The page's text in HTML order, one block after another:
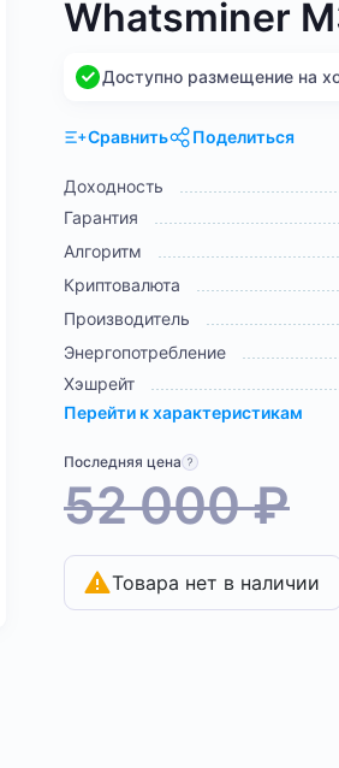
Whatsminer
Доступно размещение на
Сравнить Поделиться
Доходность
Гарантия
Алгоритм
Криптовалюта
Производитель
Энергопотребление
Хэшрейт
Перейти к характеристикам
Последняя цена
52 000₽
Товара нет в наличии